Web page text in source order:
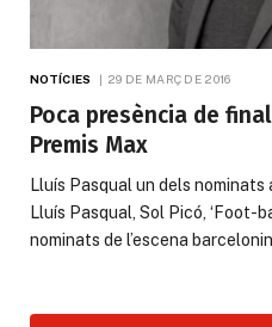
NOTÍCIES 29 DE MARÇ DE 2016
Poca presència de
Premis Max
Lluís Pasqual un dels nominats
Lluís Pasqual, Sol Picó, ‘Foot-
nominats de l’escena